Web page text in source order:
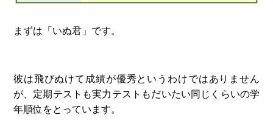
まずは「いぬ君」です。
彼は飛びぬけて成績が優秀というわけではありません
が、定期テストも実力テストもだいたい同じくらいの学
年順位をとっています。